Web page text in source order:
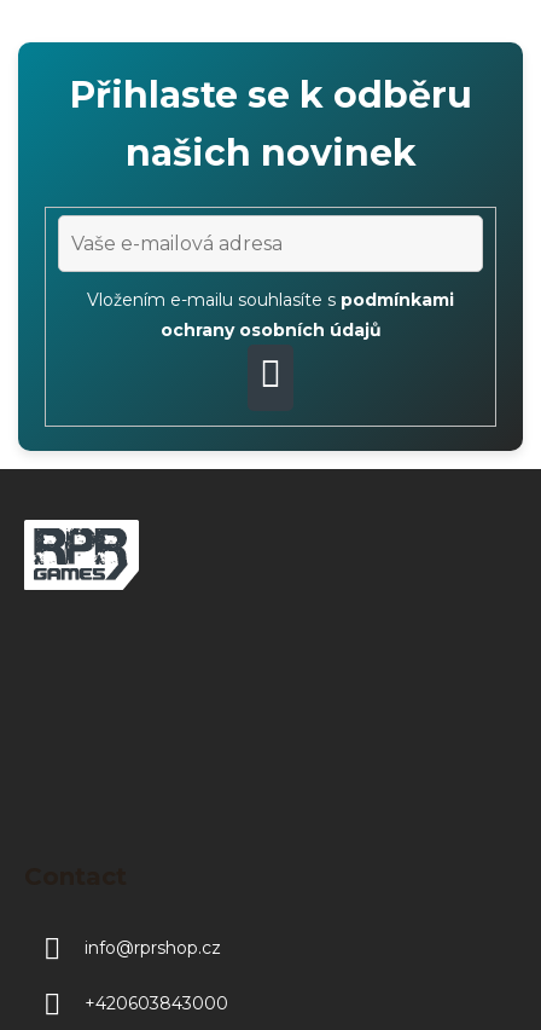
Přihlaste se k odběru
našich novinek
Vložením e-mailu souhlasíte s podmínkami
ochrany osobních údajů
PŘIHLÁSIT
SE
info@rprshop.cz
+420603843000